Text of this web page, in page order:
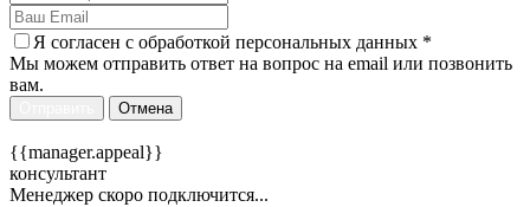
Я согласен c обработкой персональных данных *
Мы можем отправить ответ на вопрос на email или позвонить
вам.
Отмена
{{manager.appeal}}
консультант
Менеджер скоро подключится...